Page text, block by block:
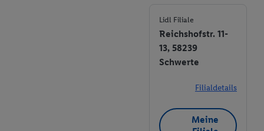
Lidl Filiale
Reichshofstr. 11-
13, 58239
Schwerte
Filialdetails
Meine